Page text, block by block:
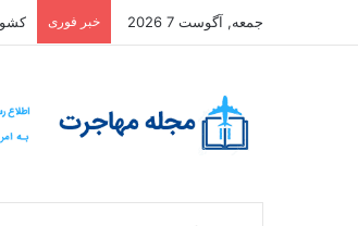
جمعه, آگوست 7 2026 خبر فوری